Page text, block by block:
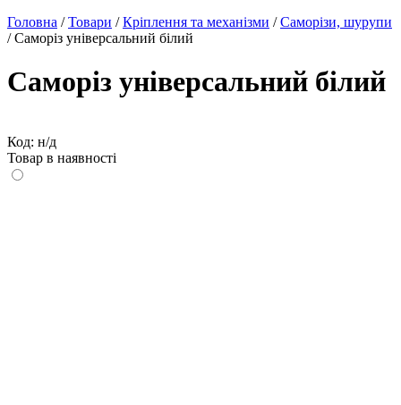
Головна /Товари /Кріплення та механізми /Саморізи, шурупи
/Саморіз універсальний білий
Саморіз універсальний білий
Код: н/д
Товар в наявності